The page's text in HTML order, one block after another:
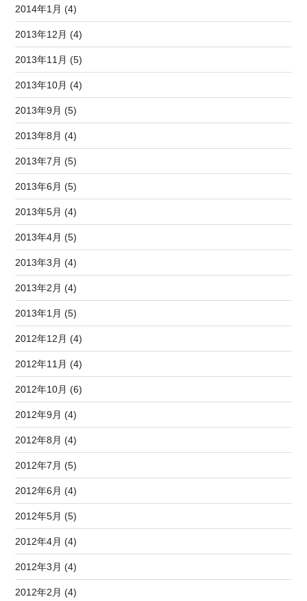
2014年1月 (4)
2013年12月 (4)
2013年11月 (5)
2013年10月 (4)
2013年9月 (5)
2013年8月 (4)
2013年7月 (5)
2013年6月 (5)
2013年5月 (4)
2013年4月 (5)
2013年3月 (4)
2013年2月 (4)
2013年1月 (5)
2012年12月 (4)
2012年11月 (4)
2012年10月 (6)
2012年9月 (4)
2012年8月 (4)
2012年7月 (5)
2012年6月 (4)
2012年5月 (5)
2012年4月 (4)
2012年3月 (4)
2012年2月 (4)